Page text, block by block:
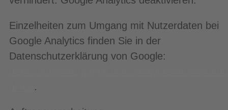
Einzelheiten zum Umgang mit Nutzerdaten bei
Google Analytics finden Sie in der
Datenschutzerklärung von Google:
.